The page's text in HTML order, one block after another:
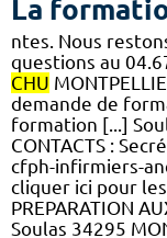
La
ntes. Nous
questions au
CHU
demande de
formation [...]
CONTACTS :
cfph-infirmiers-
cliquer ici pour
PREPARATION
Soulas 34295